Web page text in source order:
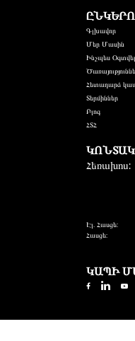
Գլխավոր
Մեր Մասին
Ինչպես Օգտվել
Հետադարձ
Տերմիններ
Բլոգ
ՀՏՀ
Հեռախոս:
Էլ. Հասցե:
Հասցե:
ԿԱՊԻ